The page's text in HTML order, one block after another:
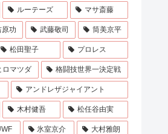
ルーテーズ マサ斎藤
原功 武藤敬司 筒美京平
松田聖子 プロレス
ロマツダ 格闘技世界一決定戦
アンドレザジャイアント
木村健吾 松任谷由実
氷室京介 大村雅朗